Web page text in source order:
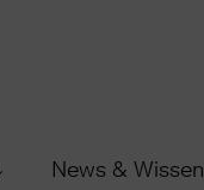
News & Wissen